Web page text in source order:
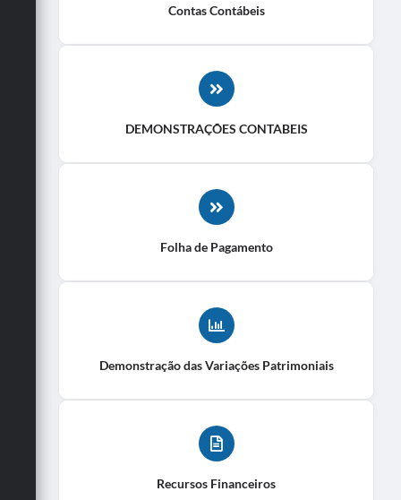
Contas Contábeis
DEMONSTRAÇÕES CONTABEIS
Folha de Pagamento
Demonstração das Variações Patrimoniais
Recursos Financeiros